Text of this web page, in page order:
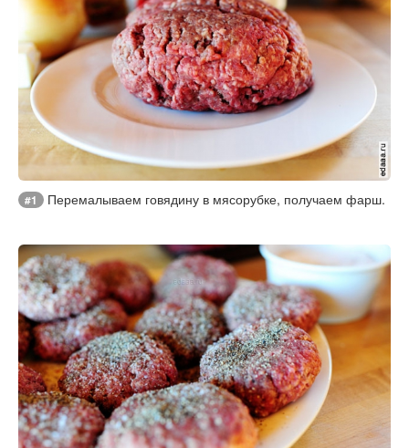
#1 Перемалываем говядину в мясорубке, получаем фарш.